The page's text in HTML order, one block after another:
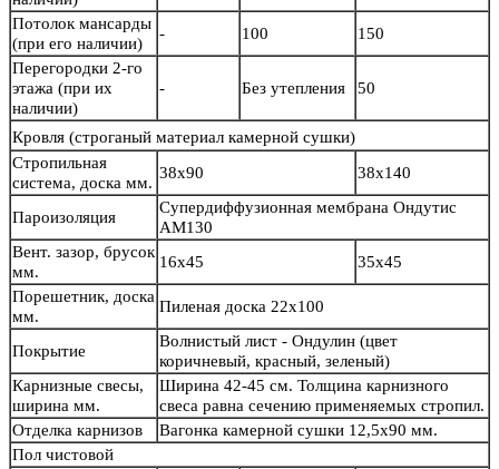
Потолок мансарды
(при его наличии)
- 100
150
Перегородки 2-го
этажа (при их
наличии)
- Без утепления 50
Кровля (строганый материал камерной сушки)
Стропильная
система, доска мм.
38х90 38х140
Пароизоляция
Супердиффузионная мембрана Ондутис
АМ130
Вент. зазор, брусок
мм.
16х45
35х45
Порешетник, доска
мм.
Пиленая доска 22х100
Покрытие
Волнистый лист - Ондулин (цвет
коричневый, красный, зеленый)
Карнизные свесы,
ширина мм.
Ширина 42-45 см. Толщина карнизного
свеса равна сечению применяемых стропил.
Отделка карнизов
Вагонка камерной сушки 12,5х90 мм.
Пол чистовой